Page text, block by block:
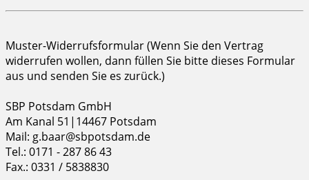
Muster-Widerrufsformular (Wenn Sie den Vertrag
widerrufen wollen, dann füllen Sie bitte dieses Formular
aus und senden Sie es zurück.)
SBP Potsdam GmbH
Am Kanal 51|14467 Potsdam
Mail: g.baar@sbpotsdam.de
Tel.: 0171 - 287 86 43
Fax.: 0331 / 5838830